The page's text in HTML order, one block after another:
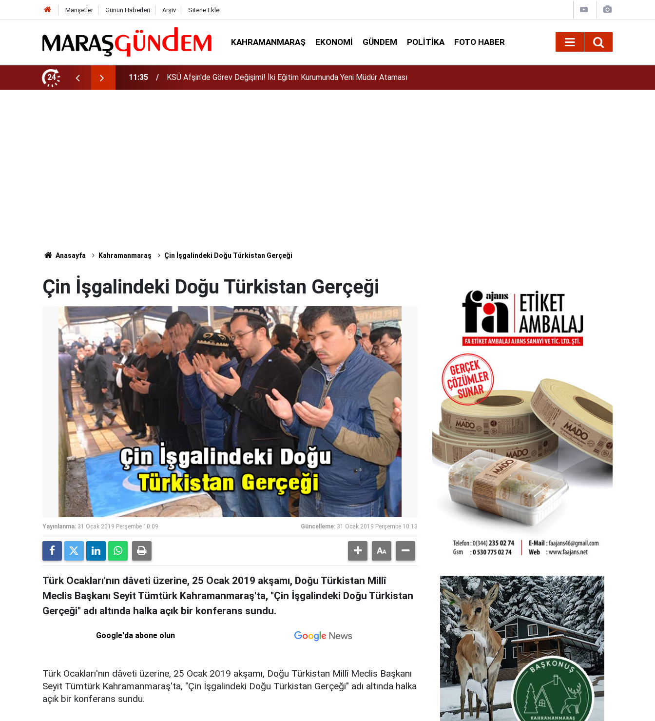
Manşetler Günün Haberleri Arşiv Sitene Ekle
KAHRAMANMARAŞ EKONOMI GÜNDEM POLITIKA FOTO HABER
24
Müdür Ataması 10:14 Funda Arar konser için Kahramanmaraş’a geliyor!
Anasayfa Kahramanmaraş Çin İşgalindeki Doğu Türkistan Gerçeği
Çin İşgalindeki Doğu Türkistan Gerçeği
Yayınlanma: 31 Ocak 2019 Perşembe 10:09 Güncelleme: 31 Ocak 2019 Perşembe 10:13
Türk Ocakları'nın dâveti üzerine, 25 Ocak 2019 akşamı, Doğu Türkistan Millî
Meclis Başkanı Seyit Tümtürk Kahramanmaraş'ta, "Çin İşgalindeki Doğu Türkistan
Gerçeği" adı altında halka açık bir konferans sundu.
Google'da abone olun
Türk Ocakları'nın dâveti üzerine, 25 Ocak 2019 akşamı, Doğu Türkistan Millî Meclis Başkanı
Seyit Tümtürk Kahramanmaraş'ta, "Çin İşgalindeki Doğu Türkistan Gerçeği" adı altında halka
açık bir konferans sundu.